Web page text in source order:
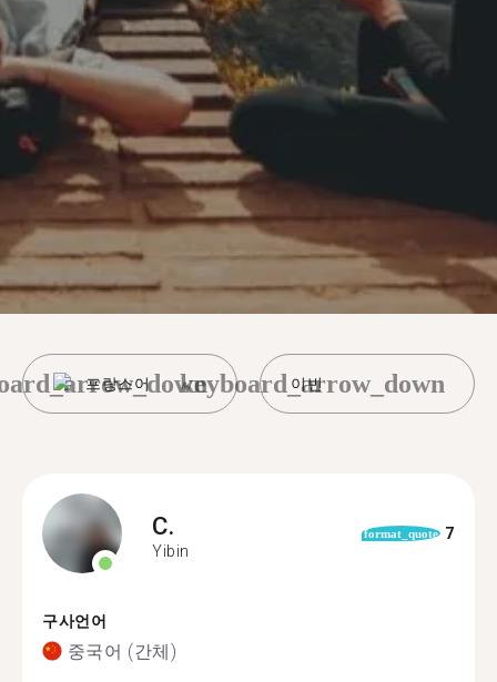
프랑스어 이빈
keyboard_arrow_down
C.
Yibin
format_quote 7
구사언어
중국어 (간체)